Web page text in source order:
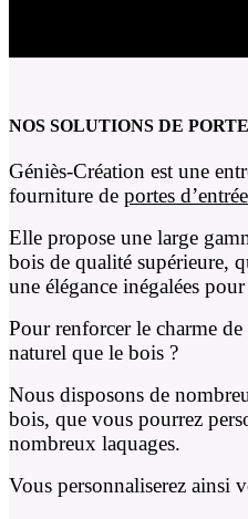
NOS SOLUTIONS DE
Géniès-Création est une
fourniture de portes
Elle propose une large
bois de qualité supérieure,
une élégance inégalées
Pour renforcer le charme
naturel que le bois ?
Nous disposons de
bois, que vous pourrez
nombreux laquages.
Vous personnaliserez ainsi